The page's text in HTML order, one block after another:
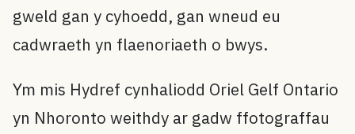
gweld gan y cyhoedd, gan wneud eu
cadwraeth yn flaenoriaeth o bwys.
Ym mis Hydref cynhaliodd Oriel Gelf Ontario
yn Nhoronto weithdy ar gadw ffotograffau